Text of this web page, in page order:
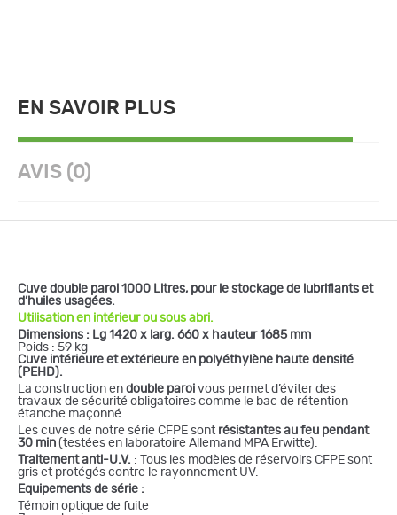
EN SAVOIR PLUS
AVIS (0)
Cuve double paroi 1000 Litres, pour le stockage de lubrifiants et
d’huiles usagées.
Utilisation en intérieur ou sous abri.
Dimensions : Lg 1420 x larg. 660 x hauteur 1685 mm
Poids : 59 kg
Cuve intérieure et extérieure en polyéthylène haute densité
(PEHD).
La construction en double paroi vous permet d’éviter des
travaux de sécurité obligatoires comme le bac de rétention
étanche maçonné.
Les cuves de notre série CFPE sont résistantes au feu pendant
30 min (testées en laboratoire Allemand MPA Erwitte).
Traitement anti-U.V. : Tous les modèles de réservoirs CFPE sont
gris et protégés contre le rayonnement UV.
Equipements de série :
Témoin optique de fuite